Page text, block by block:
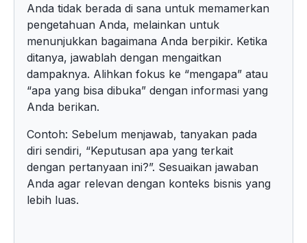
Anda tidak berada di sana untuk memamerkan
pengetahuan Anda, melainkan untuk
menunjukkan bagaimana Anda berpikir. Ketika
ditanya, jawablah dengan mengaitkan
dampaknya. Alihkan fokus ke “mengapa” atau
“apa yang bisa dibuka” dengan informasi yang
Anda berikan.
Contoh: Sebelum menjawab, tanyakan pada
diri sendiri, “Keputusan apa yang terkait
dengan pertanyaan ini?”. Sesuaikan jawaban
Anda agar relevan dengan konteks bisnis yang
lebih luas.